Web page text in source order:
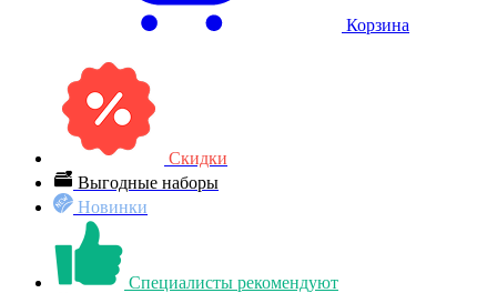
Корзина
Скидки
Выгодные наборы
Новинки
Специалисты рекомендуют